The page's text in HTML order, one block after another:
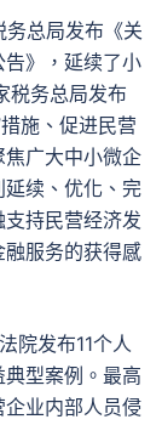
总局发布《关
》，延续了小
税务总局发布
施、促进民营
广大中小微企
续、优化、完
持民营经济发
服务的获得感
院发布11个人
型案例。最高
业内部人员侵